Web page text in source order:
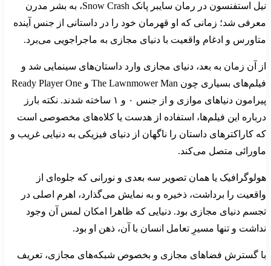
نیل استفنسون در رمان سایبر پانک Snow Crash، به بشر مدرن
معرفی شد؛ زمانی که او قهرمان خود را در داستانی از جنس آینده
متاورس و ادغام واقعیت با دنیای مجازی به ماجراجویی می‌برد.
از آن زمان به بعد، دنیای مجازی وارد داستان‌های سینمایی شد و
فیلم‌های بسیاری چون The Lawnmower Man و Ready Player One
پیرامون دنیاهای موازی و از جنس ۰ و ۱ ساخته شدند. نکته بارز
درباره این فیلم‌ها، استفاده از هدست‌ یا کلاه‌های مخصوصی است
که کاراکترهای داستان را ناگهان از دنیای فیزیکی به دنیایی غریب و
ماورائی متصل می‌کند.
هولوگرافیک یا همان تصویر سه بعدی و نورانی که جلوه‌ای از
واقعیت را برداشت، ذخیره و به نمایش می‌گذارد، اهرم اصلی در
تجسم دنیای مجازی بود. دنیایی که ظاهرا امکان لمس آن وجود
نداشت و تنها مسیرِ تعامل انسان با آن، ذهن او بود.
با گسترش فضاهای مجازی و بخصوص شبکه‌های مجازی، تعریف